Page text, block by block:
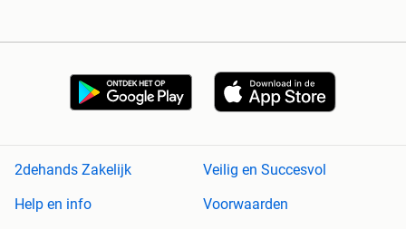
2dehands Zakelijk
Veilig en Succesvol
Help en info
Voorwaarden